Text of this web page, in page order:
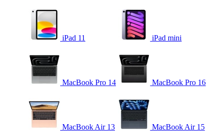
iPad 11 iPad mini
MacBook Pro 14 MacBook Pro 16
MacBook Air 13 MacBook Air 15